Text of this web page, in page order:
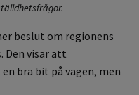
beslut om regionens
Den visar att
bra bit på vägen, men